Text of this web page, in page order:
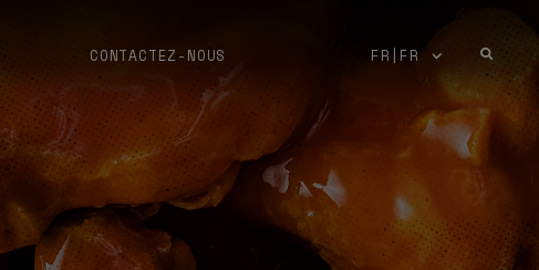
CONTACTEZ-NOUS FR|FR